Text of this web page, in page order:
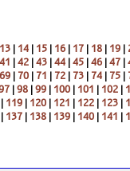
13 | 14 | 15 | 16 | 17 | 18 | 19 |
41 |42 |43 |44 |45 |46 |47 |
69 | 70 | 71 | 72 | 73 | 74 | 75 |
|98 |99 | 100 | 101 | 102 |
| 119 | 120 | 121 | 122 | 123 |
| 137 | 138 | 139 | 140 | 141 |